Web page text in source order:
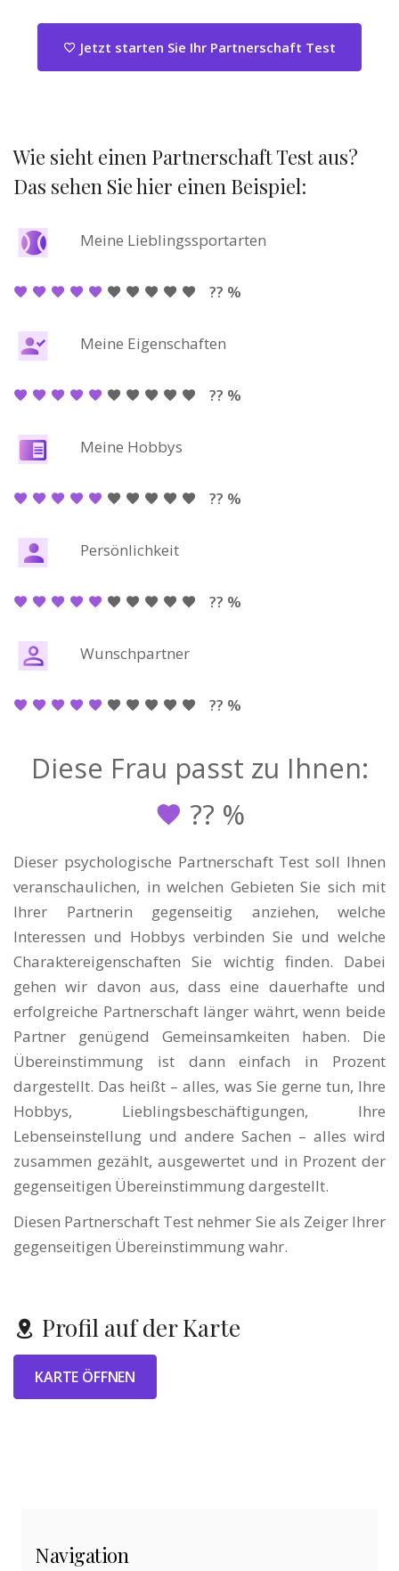
Jetzt starten Sie Ihr Partnerschaft Test
Wie sieht einen Partnerschaft Test aus?
Das sehen Sie hier einen Beispiel:
Meine Lieblingssportarten
?? %
Meine Eigenschaften
?? %
Meine Hobbys
?? %
Persönlichkeit
?? %
Wunschpartner
?? %
Diese Frau passt zu Ihnen:
?? %
Dieser psychologische Partnerschaft Test soll Ihnen
veranschaulichen, in welchen Gebieten Sie sich mit
Ihrer Partnerin gegenseitig anziehen, welche
Interessen und Hobbys verbinden Sie und welche
Charaktereigenschaften Sie wichtig finden. Dabei
gehen wir davon aus, dass eine dauerhafte und
erfolgreiche Partnerschaft länger währt, wenn beide
Partner genügend Gemeinsamkeiten haben. Die
Übereinstimmung ist dann einfach in Prozent
dargestellt. Das heißt – alles, was Sie gerne tun, Ihre
Hobbys, Lieblingsbeschäftigungen, Ihre
Lebenseinstellung und andere Sachen – alles wird
zusammen gezählt, ausgewertet und in Prozent der
gegenseitigen Übereinstimmung dargestellt.
Diesen Partnerschaft Test nehmer Sie als Zeiger Ihrer
gegenseitigen Übereinstimmung wahr.
Profil auf der Karte
KARTE ÖFFNEN
Navigation